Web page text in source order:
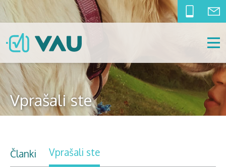
Vprašali ste
Članki Vprašali ste